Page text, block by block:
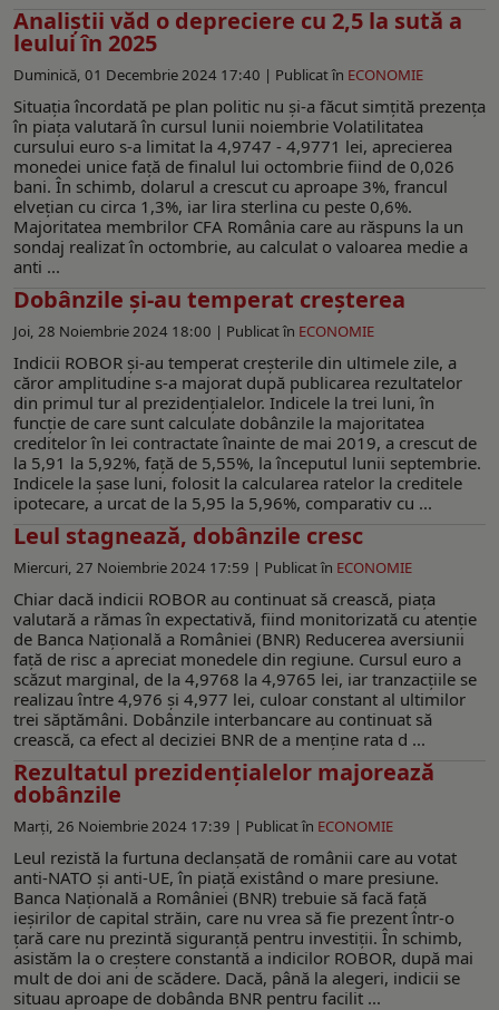
Analiștii văd o depreciere cu 2,5 la sută a
leului în 2025
Duminică, 01 Decembrie 2024 17:40 | Publicat în ECONOMIE
Situația încordată pe plan politic nu și-a făcut simțită prezența
în piața valutară în cursul lunii noiembrie Volatilitatea
cursului euro s-a limitat la 4,9747 - 4,9771 lei, aprecierea
monedei unice față de finalul lui octombrie fiind de 0,026
bani. În schimb, dolarul a crescut cu aproape 3%, francul
elvețian cu circa 1,3%, iar lira sterlina cu peste 0,6%.
Majoritatea membrilor CFA România care au răspuns la un
sondaj realizat în octombrie, au calculat o valoarea medie a
anti ...
Dobânzile și-au temperat creșterea
Joi, 28 Noiembrie 2024 18:00 | Publicat în ECONOMIE
Indicii ROBOR și-au temperat creșterile din ultimele zile, a
căror amplitudine s-a majorat după publicarea rezultatelor
din primul tur al prezidențialelor. Indicele la trei luni, în
funcţie de care sunt calculate dobânzile la majoritatea
creditelor în lei contractate înainte de mai 2019, a crescut de
la 5,91 la 5,92%, față de 5,55%, la începutul lunii septembrie.
Indicele la șase luni, folosit la calcularea ratelor la creditele
ipotecare, a urcat de la 5,95 la 5,96%, comparativ cu ...
Leul stagnează, dobânzile cresc
Miercuri, 27 Noiembrie 2024 17:59 | Publicat în ECONOMIE
Chiar dacă indicii ROBOR au continuat să crească, piața
valutară a rămas în expectativă, fiind monitorizată cu atenție
de Banca Naţională a României (BNR) Reducerea aversiunii
față de risc a apreciat monedele din regiune. Cursul euro a
scăzut marginal, de la 4,9768 la 4,9765 lei, iar tranzacțiile se
realizau între 4,976 și 4,977 lei, culoar constant al ultimilor
trei săptămâni. Dobânzile interbancare au continuat să
crească, ca efect al deciziei BNR de a menține rata d ...
Rezultatul prezidențialelor majorează
dobânzile
Marți, 26 Noiembrie 2024 17:39 | Publicat în ECONOMIE
Leul rezistă la furtuna declanșată de românii care au votat
anti-NATO și anti-UE, în piață existând o mare presiune.
Banca Naţională a României (BNR) trebuie să facă față
ieșirilor de capital străin, care nu vrea să fie prezent într-o
țară care nu prezintă siguranță pentru investiții. În schimb,
asistăm la o creștere constantă a indicilor ROBOR, după mai
mult de doi ani de scădere. Dacă, până la alegeri, indicii se
situau aproape de dobânda BNR pentru facilit ...